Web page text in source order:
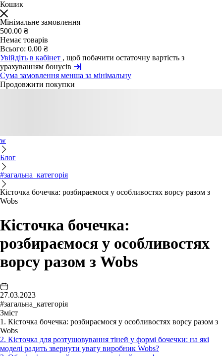
Кошик
Мінімальне замовлення
500.00 ₴
Немає товарів
Всього: 0.00 ₴
Увійдіть в кабінет , щоб побачити остаточну вартість з
урахуванням бонусів
Сума замовлення менша за мінімальну
Продовжити покупки
w
Блог
#загальна_категорія
Кісточка бочечка: розбираємося у особливостях ворсу разом з
Wobs
Кісточка бочечка:
розбираємося у особливостях
ворсу разом з Wobs
27.03.2023
#загальна_категорія
Зміст
1. Кісточка бочечка: розбираємося у особливостях ворсу разом з
Wobs
2. Кісточка для розтушовування тіней у формі бочечки: на які
моделі радить звернути увагу виробник Wobs?